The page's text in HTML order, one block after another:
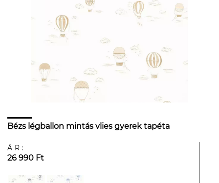
Bézs légballon mintás vlies gyerek tapéta
ÁR:
26 990 Ft